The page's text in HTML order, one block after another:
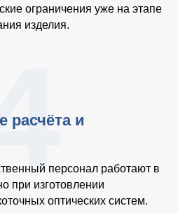
ограничения уже на этапе
изделия.
расчёта и
персонал работают в
при изготовлении
оптических систем.